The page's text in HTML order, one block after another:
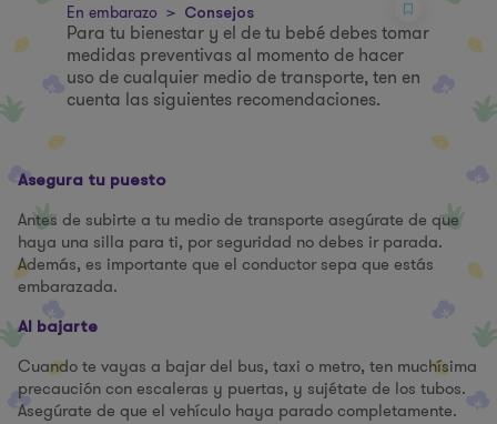
En embarazo > Consejos
Para tu bienestar y el de tu bebé debes tomar
medidas preventivas al momento de hacer
uso de cualquier medio de transporte, ten en
cuenta las siguientes recomendaciones.
Asegura tu puesto
Antes de subirte a tu medio de transporte asegúrate de que
haya una silla para ti, por seguridad no debes ir parada.
Además, es importante que el conductor sepa que estás
embarazada.
Al bajarte
Cuando te vayas a bajar del bus, taxi o metro, ten muchísima
precaución con escaleras y puertas, y sujétate de los tubos.
Asegúrate de que el vehículo haya parado completamente.